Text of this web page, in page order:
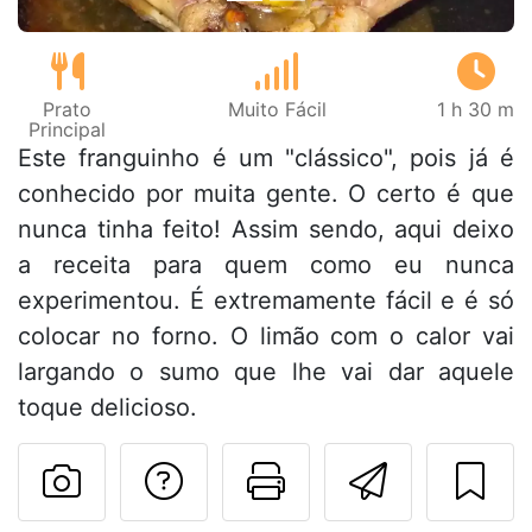
Prato
Principal
Muito Fácil 1 h 30 m
Este franguinho é um "clássico", pois já é
conhecido por muita gente. O certo é que
nunca tinha feito! Assim sendo, aqui deixo
a receita para quem como eu nunca
experimentou. É extremamente fácil e é só
colocar no forno. O limão com o calor vai
largando o sumo que lhe vai dar aquele
toque delicioso.
Imprima
Falar com o autor